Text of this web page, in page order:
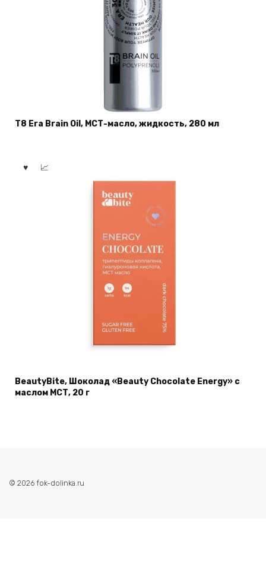
T8 Era Brain Oil, МСТ-масло, жидкость, 280 мл
BeautyBite, Шоколад «Beauty Chocolate Energy» с
маслом МСТ, 20 г
© 2026 fok-dolinka.ru